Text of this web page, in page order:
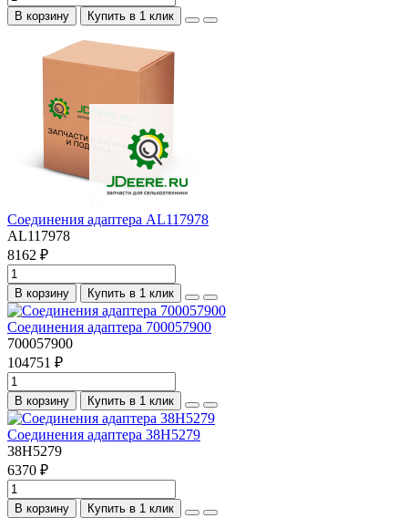
В корзину Купить в 1 клик
Соединения адаптера AL117978
AL117978
8162 ₽
В корзину Купить в 1 клик
Соединения адаптера 700057900
700057900
104751 ₽
В корзину Купить в 1 клик
Соединения адаптера 38H5279
38H5279
6370 ₽
В корзину Купить в 1 клик